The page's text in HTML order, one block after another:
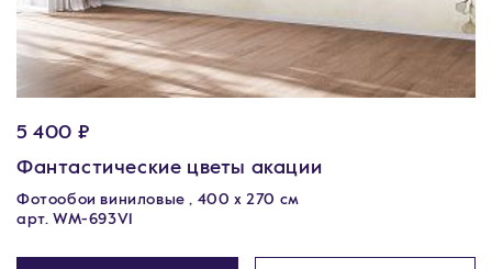
5 400 ₽
Фантастические цветы акации
Фотообои виниловые , 400 х 270 см
арт. WM-693V1